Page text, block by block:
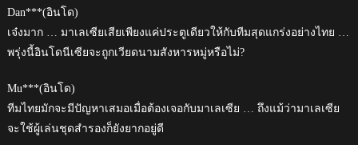
Dan***(อินโด)
เจ๋งมาก … มาเลเซียเสียเพียงแค่ประตูเดียวให้กับทีมสุดแกร่งอย่างไทย …
พรุ่งนี้อินโดนีเซียจะถูกเวียดนามสังหารหมู่หรือไม่?
Mu***(อินโด)
ทีมไทยมักจะมีปัญหาเสมอเมื่อต้องเจอกับมาเลเซีย … ถึงแม้ว่ามาเลเซีย
จะใช้ผู้เล่นชุดสำรองก็ยังยากอยู่ดี